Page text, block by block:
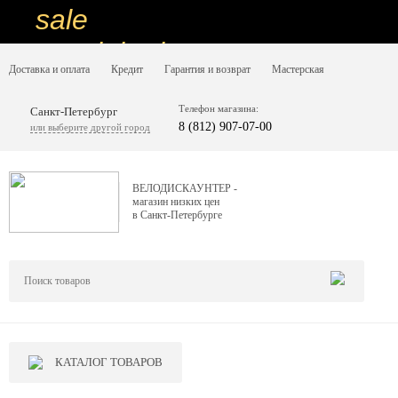
sale
special price
ну очень
вот дешево
sale
sale
Доставка и оплата Кредит Гарантия и возврат Мастерская
Санкт-Петербург
или выберите другой город
Телефон магазина:
8 (812) 907-07-00
ВЕЛОДИСКАУНТЕР -
магазин низких цен
в Санкт-Петербурге
КАТАЛОГ ТОВАРОВ